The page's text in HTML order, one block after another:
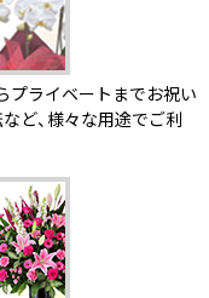
プライベートまでお祝い
など、様々な用途でご利